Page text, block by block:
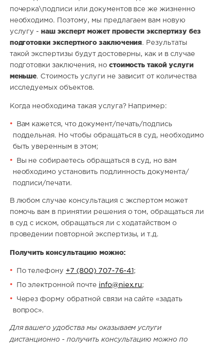
почерка\подписи или документов все же жизненно
необходимо. Поэтому, мы предлагаем вам новую
услугу -наш эксперт может провести экспертизу без
подготовки экспертного заключения. Результаты
такой экспертизы будут достоверны, как и в случае
подготовки заключения, но стоимость такой услуги
меньше. Стоимость услуги не зависит от количества
исследуемых объектов.
Когда необходима такая услуга? Например:
Вам кажется, что документ/печать/подпись
поддельная. Но чтобы обращаться в суд, необходимо
быть уверенным в этом;
Вы не собираетесь обращаться в суд, но вам
необходимо установить подлинность документа/
подписи/печати.
В любом случае консультация с экспертом может
помочь вам в принятии решения о том, обращаться ли
в суд с иском, обращаться ли с ходатайством о
проведении повторной экспертизы, и т.д.
Получить консультацию можно:
По телефону +7 (800) 707-76-41 ;
По электронной почте info@niex.ru;
Через форму обратной связи на сайте «задать
вопрос».
Для вашего удобства мы оказываем услуги
дистанционно - получить консультацию можно по